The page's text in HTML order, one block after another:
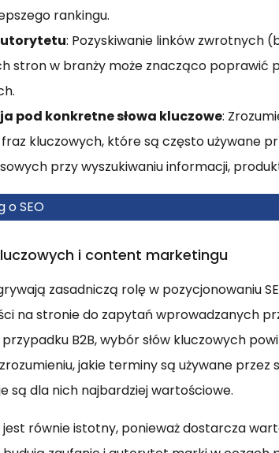
rankingu.
: Pozyskiwanie linków zwrotnych
stron w branży może znacząco poprawić
pod konkretne słowa kluczowe:
kluczowych, które są często używane
przy wyszukiwaniu informacji,
o SEO
i content marketingu
zasadniczą rolę w pozycjonowaniu
na stronie do zapytań wprowadzanych
B2B, wybór słów kluczowych
jakie terminy są używane
są dla nich najbardziej wartościowe.
równie istotny, ponieważ dostarcza